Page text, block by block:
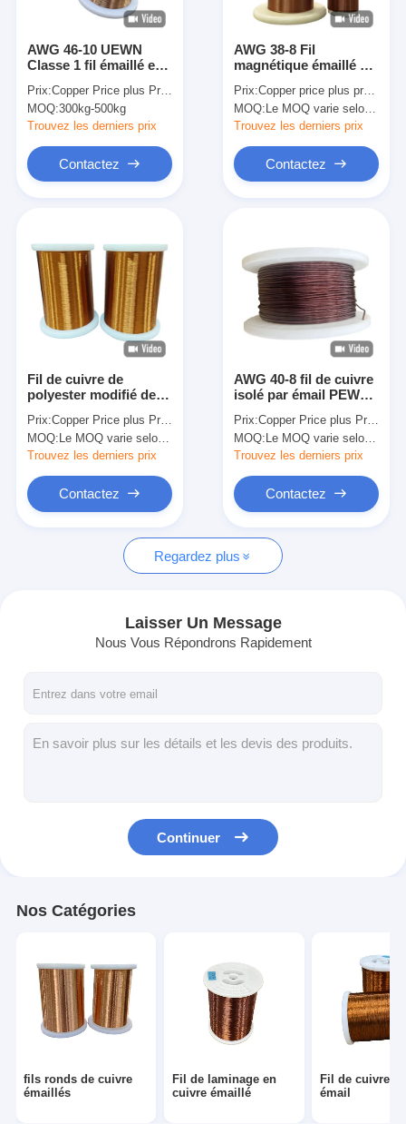
Produits
Spectacle de réalité virtuelle
À propos de nous
Nous contacter
Nouvelles
Demandez un devis
fils ronds de cuivre émaillés
Fil de laminage en cuivre émaillé
Fil recouvert de soie
AWG 46-10 UEWN
Classe 1 fil émaillé en
moteur général Classe
thermique 130
Prix:Copper Price plus Processing Fee plus Freight
MOQ:300kg-500kg
Trouvez les derniers prix
Contactez
AWG 38-8 Fil
magnétique émaillé à
Polyamide Imide AIW
U3 0,10 mm - 3,20 mm
Prix:Copper price plus processing fee plus freight
MOQ:Le MOQ varie selon la taille de la spécification
Trouvez les derniers prix
Contactez
Fil de cuivre de
polyester modifié de
PEWF SWG 38-8 pour
moteur à haute
température
Prix:Copper Price plus Processing Fee plus Freight
MOQ: Le MOQ varie selon la taille de la spécification
Trouvez les derniers prix
Contactez
AWG 40-8 fil de cuivre
isolé par émail PEW
thermique 155 pour
moteur général
Prix:Copper Price plus Processing Fee plus Freight
MOQ: Le MOQ varie selon la taille de la spécification
Trouvez les derniers prix
Contactez
Regardez plus
Laisser Un Message
Nous Vous Répondrons Rapidement
Continuer
Nos Catégories
fils ronds de cuivre
émaillés
Fil de laminage en
cuivre émaillé
Fil de cuivre
émail